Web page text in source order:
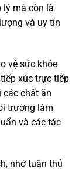
lý mà còn là
và uy tín
vệ sức khỏe
xúc trực tiếp
các chất ăn
trường làm
và các tác
nhớ tuân thủ